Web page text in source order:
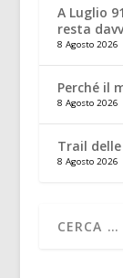
A Luglio
resta
8 Agosto 2026
Perché il
8 Agosto 2026
Trail
8 Agosto 2026